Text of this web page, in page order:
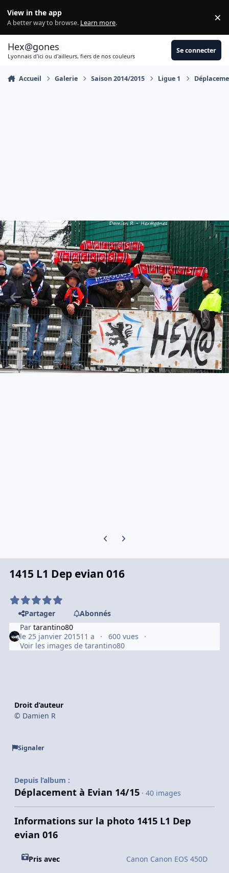
View in the app
A better way to browse. Learn more. ×
Hex@gones
Lyonnais d'ici ou d'ailleurs, fiers de nos couleurs
Se connecter
Accueil Galerie Saison 2014/2015 Ligue 1
Previous carousel slide
Next carousel slide
1415 L1 Dep evian 016
Partager
Abonnés
Partarantino80
le 25 janvier 201511 a
600 vues
Voir les images de tarantino80
Droit d’auteur
© Damien R
Signaler
Depuis l’album :
Déplacement à Evian 14/15 · 40 images
Informations sur la photo 1415 L1 Dep
evian 016
Pris avec Canon Canon EOS 450D